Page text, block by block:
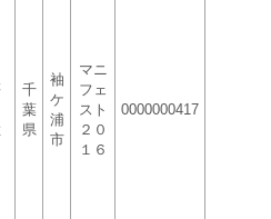
千
葉
県
袖
ケ
浦
市
マニ
フェ
スト
２０
１６
0000000417